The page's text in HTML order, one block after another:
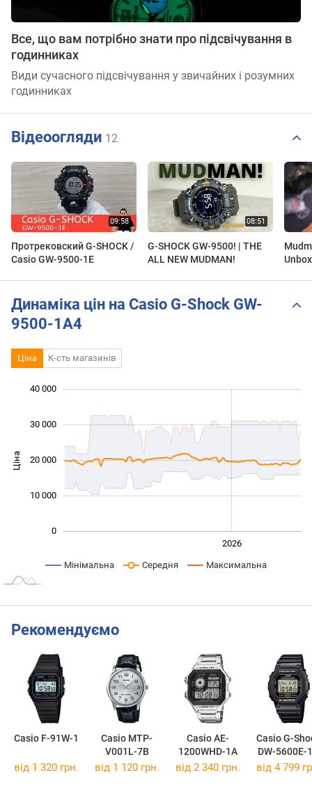
Все, що вам потрібно знати про підсвічування в
годинниках
Види сучасного підсвічування у звичайних і розумних
годинниках
Відеоогляди 12
Протрековский G-SHOCK /
Casio GW-9500-1E
G-SHOCK GW-9500! | THE
ALL NEW MUDMAN!
Динаміка цін на Casio G-Shock GW-
9500-1A4
Ціна К-сть магазинів
Ціна 10 000
0
10 000
20 000
30 000
40 000
2026
Мінімальна Середня Максимальна
Рекомендуємо
Casio F-91W-1
Casio MTP-
V001L-7B
Casio AE-
1200WHD-1A
Casio G-
DW-5600E-
від 1 320 грн. від 1 120 грн. від 2 340 грн. від 4 799